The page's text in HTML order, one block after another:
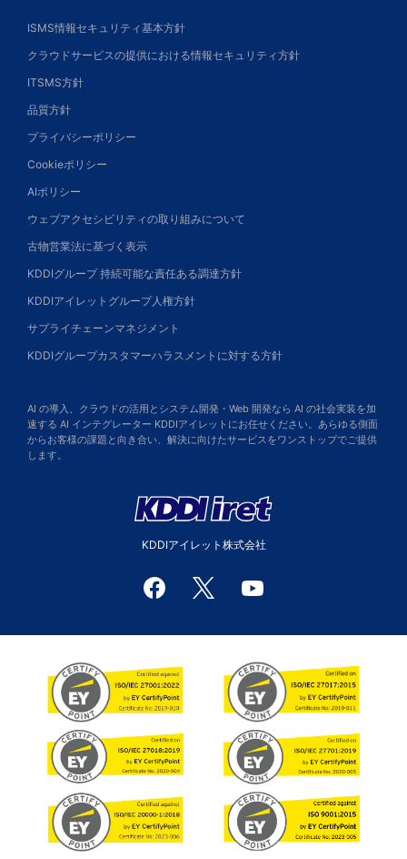
ISMS情報セキュリティ基本方針
クラウドサービスの提供における情報セキュリティ方針
ITSMS方針
品質方針
プライバシーポリシー
Cookieポリシー
AIポリシー
ウェブアクセシビリティの取り組みについて
古物営業法に基づく表示
KDDIグループ 持続可能な責任ある調達方針
KDDIアイレットグループ人権方針
サプライチェーンマネジメント
KDDIグループカスタマーハラスメントに対する方針
AI の導入、クラウドの活用とシステム開発・Web 開発なら AI の社会実装を加
速する AI インテグレーター KDDIアイレットにお任せください。あらゆる側面
からお客様の課題と向き合い、解決に向けたサービスをワンストップでご提供
します。
KDDIアイレット株式会社